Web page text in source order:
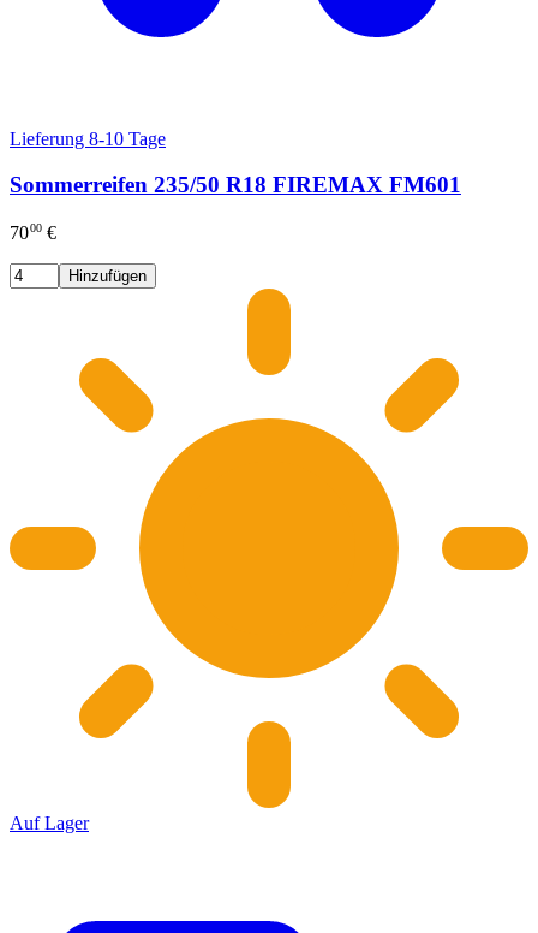
Lieferung 8-10 Tage
Sommerreifen 235/50 R18 FIREMAX FM601
7000 €
Hinzufügen
Auf Lager